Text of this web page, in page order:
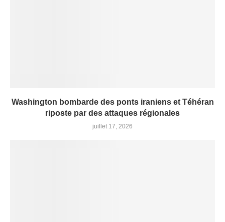
Washington bombarde des ponts iraniens et Téhéran
riposte par des attaques régionales
juillet 17, 2026